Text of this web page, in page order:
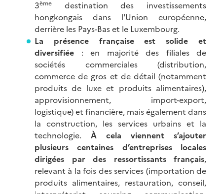
3ème
destination des investissements
hongkongais dans l'Union européenne,
derrière les Pays-Bas et le Luxembourg.
La présence française est solide et
diversifiée : en majorité des filiales de
sociétés commerciales (distribution,
commerce de gros et de détail (notamment
produits de luxe et produits alimentaires),
approvisionnement, import-export,
logistique) et financière, mais également dans
la construction, les services urbains et la
technologie. À cela viennent s’ajouter
plusieurs centaines d’entreprises locales
dirigées par des ressortissants français,
relevant à la fois des services (importation de
produits alimentaires, restauration, conseil,